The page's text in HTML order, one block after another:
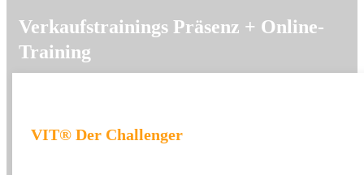
Verkaufstrainings Präsenz + Online-
Training
VIT® Der Challenger